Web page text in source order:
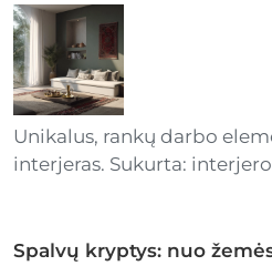
Unikalus, rankų darbo
interjeras. Sukurta:
Spalvų kryptys: nuo